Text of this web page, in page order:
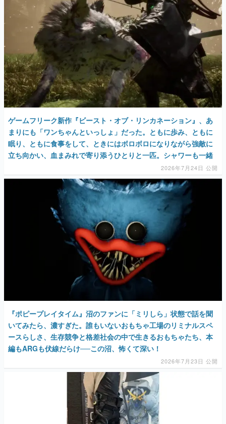
ゲームフリーク新作『ビースト・オブ・リンカネーション』、あ
まりにも「ワンちゃんといっしょ」だった。ともに歩み、ともに
眠り、ともに食事をして、ときにはボロボロになりながら強敵に
立ち向かい、血まみれで寄り添うひとりと一匹。シャワーも一緒
2026年7月24日 公開
『ポピープレイタイム』沼のファンに「ミリしら」状態で話を聞
いてみたら、濃すぎた。誰もいないおもちゃ工場のリミナルスペ
ースらしさ、生存競争と格差社会の中で生きるおもちゃたち、本
編もARGも伏線だらけ──この沼、怖くて深い！
2026年7月23日 公開